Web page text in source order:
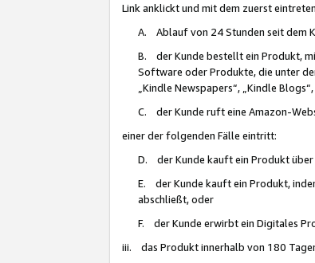
Link anklickt und mit dem zuerst
A. Ablauf von 24 Stunden seit dem
B. der Kunde bestellt ein Produkt,
Software oder Produkte, die unter
„Kindle Newspapers“, „Kindle
C. der Kunde ruft eine Amazon-
einer der folgenden Fälle eintritt:
D. der Kunde kauft ein Produkt
E. der Kunde kauft ein Produkt,
abschließt, oder
F. der Kunde erwirbt ein Digitales
iii. das Produkt innerhalb von 180